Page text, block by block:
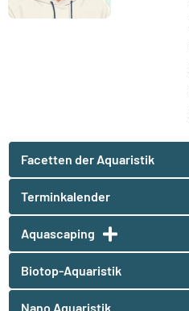
Facetten der Aquaristik
Terminkalender
Aquascaping
Biotop-Aquaristik
Nano Aquaristik